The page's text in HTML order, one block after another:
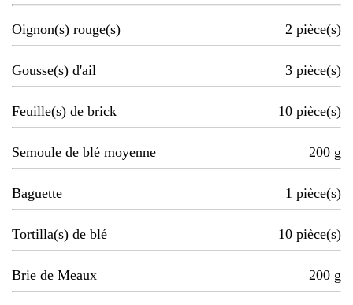
Oignon(s) rouge(s) 2 pièce(s)
Gousse(s) d'ail 3 pièce(s)
Feuille(s) de brick 10 pièce(s)
Semoule de blé moyenne 200 g
Baguette 1 pièce(s)
Tortilla(s) de blé 10 pièce(s)
Brie de Meaux 200 g